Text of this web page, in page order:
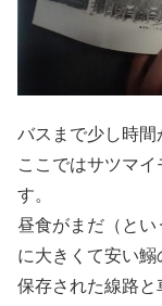
バスまで少し時間
ここではサツマ
す。
昼食がまだ（と
に大きくて安い鰯
保存された線路と